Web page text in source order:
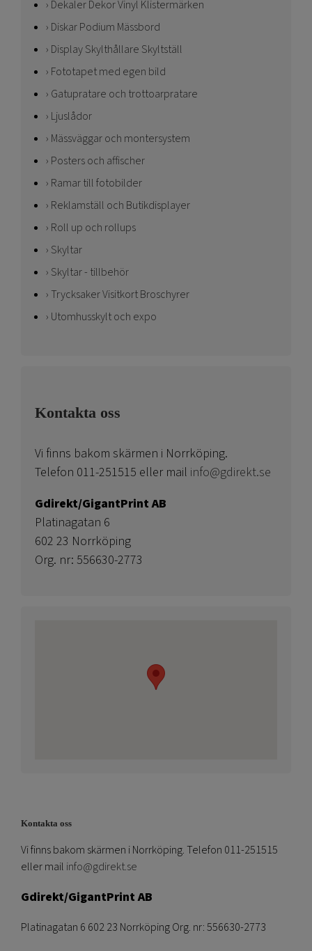
Dekaler Dekor Vinyl Klistermärken
Diskar Podium Mässbord
Display Skylthållare Skyltställ
Fototapet med egen bild
Gatupratare och trottoarpratare
Ljuslådor
Mässväggar och montersystem
Posters och affischer
Ramar till fotobilder
Reklamställ och Butikdisplayer
Roll up och rollups
Skyltar
Skyltar - tillbehör
Trycksaker Visitkort Broschyrer
Utomhusskylt och expo
Kontakta oss
Vi finns bakom skärmen i Norrköping.
Telefon 011-251515 eller mail info@gdirekt.se
Gdirekt/GigantPrint AB
Platinagatan 6
602 23 Norrköping
Org. nr: 556630-2773
Kontakta oss
Vi finns bakom skärmen i Norrköping. Telefon 011-251515
eller mail info@gdirekt.se
Gdirekt/GigantPrint AB
Platinagatan 6 602 23 Norrköping Org. nr: 556630-2773